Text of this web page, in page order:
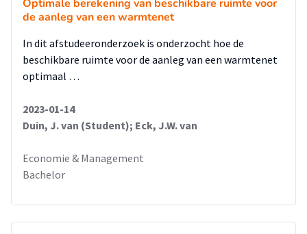
inspelen om in haar groeibehoefte te voldoen.
Optimale berekening van beschikbare ruimte voor
de aanleg van een warmtenet
In dit afstudeeronderzoek is onderzocht hoe de
beschikbare ruimte voor de aanleg van een warmtenet
optimaal …
2023-01-14
Duin, J. van (Student); Eck, J.W. van
Economie & Management
Bachelor